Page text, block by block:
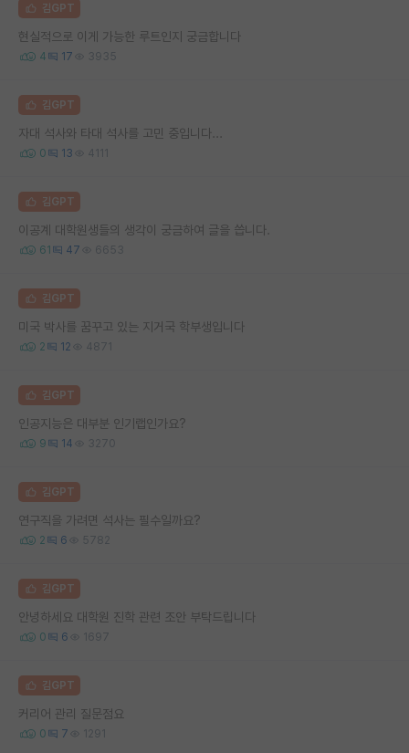
김GPT
현실적으로 이게 가능한 루트인지 궁금합니다
4 17 3935
김GPT
자대 석사와 타대 석사를 고민 중입니다...
0 13 4111
김GPT
이공계 대학원생들의 생각이 궁금하여 글을 씁니다.
61 47 6653
김GPT
미국 박사를 꿈꾸고 있는 지거국 학부생입니다
2 12 4871
김GPT
인공지능은 대부분 인기랩인가요?
9 14 3270
김GPT
연구직을 가려면 석사는 필수일까요?
2 6 5782
김GPT
안녕하세요 대학원 진학 관련 조안 부탁드립니다
0 6 1697
김GPT
커리어 관리 질문점요
0 7 1291